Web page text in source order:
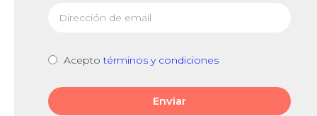
Aceptotérminos y condiciones
Enviar